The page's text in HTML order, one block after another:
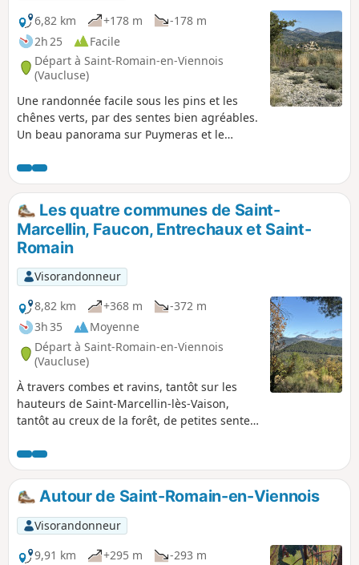
6,82 km
+178 m
-178 m
2h 25
Facile
Départ à Saint-Romain-en-Viennois
(Vaucluse)
Une randonnée facile sous les pins et les
chênes verts, par des sentes bien agréables.
Un beau panorama sur Puymeras et le
Les quatre communes de Saint-
Marcellin, Faucon, Entrechaux et Saint-
Romain
Visorandonneur
8,82 km
+368 m
-372 m
3h 35
Moyenne
Départ à Saint-Romain-en-Viennois
(Vaucluse)
À travers combes et ravins, tantôt sur les
hauteurs de Saint-Marcellin-lès-Vaison,
tantôt au creux de la forêt, de petites sentes
région provençale du Nord, avec une vue
magnifique sur le Ventoux.
Autour de Saint-Romain-en-Viennois
Visorandonneur
9,91 km
+295 m
-293 m